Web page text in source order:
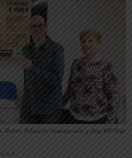
Rubio, Eduardo Navascués y Ana Mª Ruiz
--